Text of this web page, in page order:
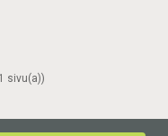
sivu(a))